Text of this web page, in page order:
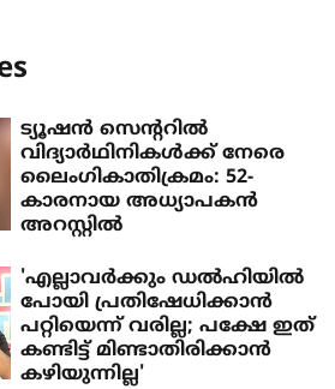
ട്യൂഷൻ സെന്ററിൽ
വിദ്യാർഥിനികൾക്ക് നേരെ
ലൈംഗികാതിക്രമം: 52-
കാരനായ അധ്യാപകൻ
അറസ്റ്റിൽ
'എല്ലാവർക്കും ഡൽഹിയിൽ
പോയി പ്രതിഷേധിക്കാൻ
പറ്റിയെന്ന് വരില്ല; പക്ഷേ ഇത്
കണ്ടിട്ട് മിണ്ടാതിരിക്കാൻ
കഴിയുന്നില്ല'